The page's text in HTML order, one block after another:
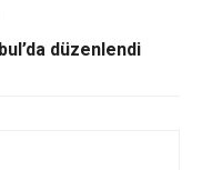
düzenlendi